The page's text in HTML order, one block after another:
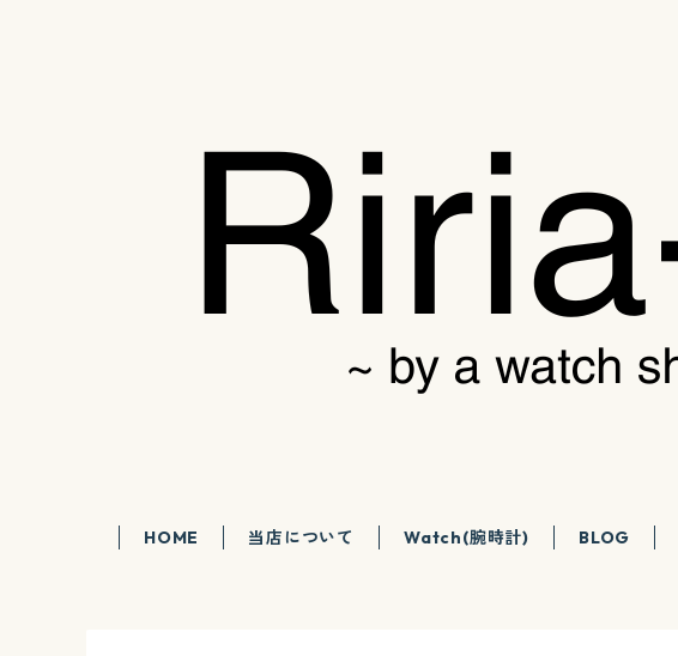
HOME 当店について Watch(腕時計) BLOG